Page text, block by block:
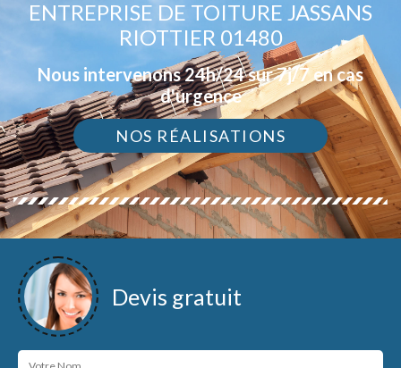
ENTREPRISE DE TOITURE JASSANS
RIOTTIER 01480
Nous intervenons 24h/24 sur 7j/7 en cas
d'urgence
NOS RÉALISATIONS
Devis gratuit